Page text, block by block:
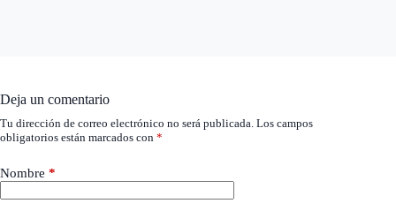
Deja un comentario
Tu dirección de correo electrónico no será publicada. Los campos
obligatorios están marcados con *
Nombre *